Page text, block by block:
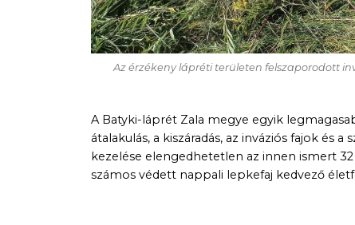
Az érzékeny lápréti területen felszaporodott
A Batyki-láprét Zala megye egyik
átalakulás, a kiszáradás, az inváziós fajok és
kezelése elengedhetetlen az innen ismert
számos védett nappali lepkefaj kedvező